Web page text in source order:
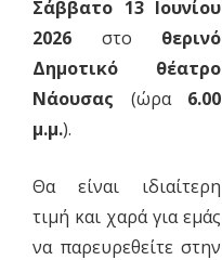
Σάββατο 13 Ιουνίου
2026στο θερινό
Δημοτικό θέατρο
Νάουσας (ώρα 6.00
μ.μ.).
Θα είναι ιδιαίτερη
τιμή και χαρά για εμάς
να παρευρεθείτε στην